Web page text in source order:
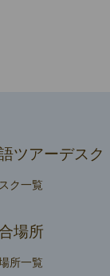
ツアーデスク
ク一覧
場所
所一覧